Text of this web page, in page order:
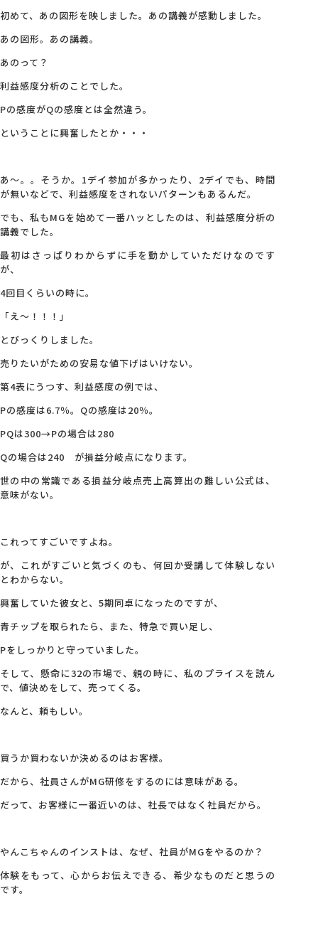
初めて、あの図形を映しました。あの講義が感動しました。
あの図形。あの講義。
あのって？
利益感度分析のことでした。
Pの感度がQの感度とは全然違う。
ということに興奮したとか・・・
あ～。。そうか。1デイ参加が多かったり、2デイでも、時間
が無いなどで、利益感度をされないパターンもあるんだ。
でも、私もMGを始めて一番ハッとしたのは、利益感度分析の
講義でした。
最初はさっぱりわからずに手を動かしていただけなのです
が、
4回目くらいの時に。
「え～！！！」
とびっくりしました。
売りたいがための安易な値下げはいけない。
第4表にうつす、利益感度の例では、
Pの感度は6.7％。Qの感度は20％。
PQは300→Pの場合は280
Qの場合は240 が損益分岐点になります。
世の中の常識である損益分岐点売上高算出の難しい公式は、
意味がない。
これってすごいですよね。
が、これがすごいと気づくのも、何回か受講して体験しない
とわからない。
興奮していた彼女と、5期同卓になったのですが、
青チップを取られたら、また、特急で買い足し、
Pをしっかりと守っていました。
そして、懸命に32の市場で、親の時に、私のプライスを読ん
で、値決めをして、売ってくる。
なんと、頼もしい。
買うか買わないか決めるのはお客様。
だから、社員さんがMG研修をするのには意味がある。
だって、お客様に一番近いのは、社長ではなく社員だから。
やんこちゃんのインストは、なぜ、社員がMGをやるのか？
体験をもって、心からお伝えできる、希少なものだと思うの
です。